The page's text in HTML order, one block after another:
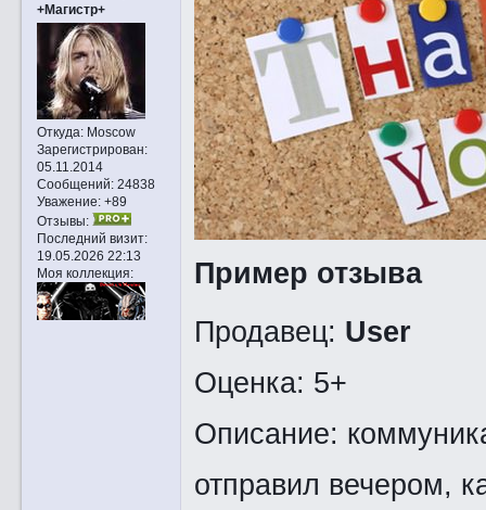
+Магистр+
Откуда:Moscow
Зарегистрирован:
05.11.2014
Сообщений:24838
Уважение: +89
Отзывы:
Последний визит:
19.05.2026 22:13
Моя коллекция:
Пример отзыва
Продавец: User
Оценка: 5+
Описание:
отправил вечером,